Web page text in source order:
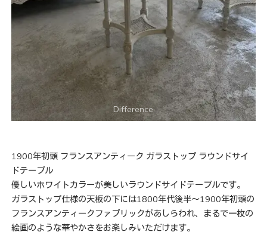
1900年初頭 フランスアンティーク ガラストップ ラウンドサイ
ドテーブル
優しいホワイトカラーが美しいラウンドサイドテーブルです。
ガラストップ仕様の天板の下には1800年代後半〜1900年初頭の
フランスアンティークファブリックがあしらわれ、まるで一枚の
絵画のような華やかさをお楽しみいただけます。